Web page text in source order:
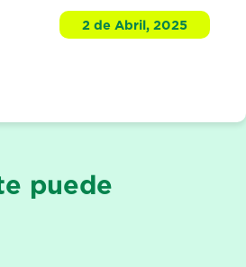
2 de Abril, 2025
puede